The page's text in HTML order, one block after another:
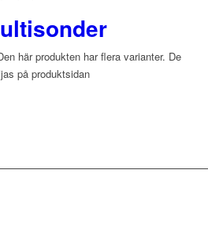
här produkten har flera varianter. De
på produktsidan